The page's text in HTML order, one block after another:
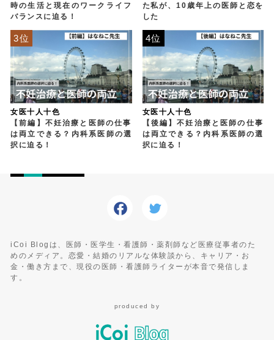
時の生活と現在のワークライフ
バランスに迫る！
た私が、10歳年上の医師と恋を
した
女医十人十色
【前編】不妊治療と医師の仕事
は両立できる？内科系医師の選
択に迫る！
3位
女医十人十色
【後編】不妊治療と医師の仕事
は両立できる？内科系医師の選
択に迫る！
4位
iCoi Blogは、医師・医学生・看護師・薬剤師など医療従事者のた
めのメディア。恋愛・結婚のリアルな体験談から、キャリア・お
金・働き方まで、現役の医師・看護師ライターが本音で発信しま
す。
produced by